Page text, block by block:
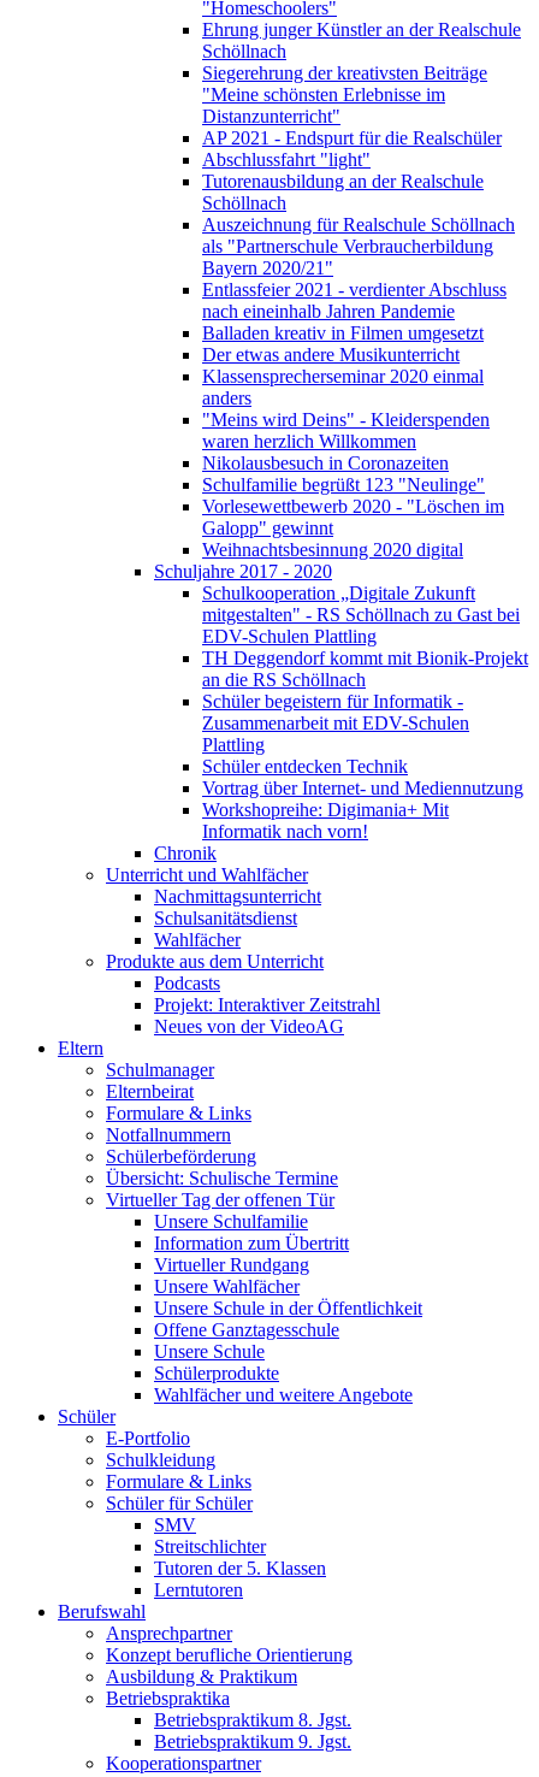
"Homeschoolers"
Ehrung junger Künstler an der Realschule
Schöllnach
Siegerehrung der kreativsten Beiträge
"Meine schönsten Erlebnisse im
Distanzunterricht"
AP 2021 - Endspurt für die Realschüler
Abschlussfahrt "light"
Tutorenausbildung an der Realschule
Schöllnach
Auszeichnung für Realschule Schöllnach
als "Partnerschule Verbraucherbildung
Bayern 2020/21"
Entlassfeier 2021 - verdienter Abschluss
nach eineinhalb Jahren Pandemie
Balladen kreativ in Filmen umgesetzt
Der etwas andere Musikunterricht
Klassensprecherseminar 2020 einmal
anders
"Meins wird Deins" - Kleiderspenden
waren herzlich Willkommen
Nikolausbesuch in Coronazeiten
Schulfamilie begrüßt 123 "Neulinge"
Vorlesewettbewerb 2020 - "Löschen im
Galopp" gewinnt
Weihnachtsbesinnung 2020 digital
Schuljahre 2017 - 2020
Schulkooperation „Digitale Zukunft
mitgestalten" - RS Schöllnach zu Gast bei
EDV-Schulen Plattling
TH Deggendorf kommt mit Bionik-Projekt
an die RS Schöllnach
Schüler begeistern für Informatik -
Zusammenarbeit mit EDV-Schulen
Plattling
Schüler entdecken Technik
Vortrag über Internet- und Mediennutzung
Workshopreihe: Digimania+ Mit
Informatik nach vorn!
Chronik
Unterricht und Wahlfächer
Nachmittagsunterricht
Schulsanitätsdienst
Wahlfächer
Produkte aus dem Unterricht
Podcasts
Projekt: Interaktiver Zeitstrahl
Neues von der VideoAG
Eltern
Schulmanager
Elternbeirat
Formulare & Links
Notfallnummern
Schülerbeförderung
Übersicht: Schulische Termine
Virtueller Tag der offenen Tür
Unsere Schulfamilie
Information zum Übertritt
Virtueller Rundgang
Unsere Wahlfächer
Unsere Schule in der Öffentlichkeit
Offene Ganztagesschule
Unsere Schule
Schülerprodukte
Wahlfächer und weitere Angebote
Schüler
E-Portfolio
Schulkleidung
Formulare & Links
Schüler für Schüler
SMV
Streitschlichter
Tutoren der 5. Klassen
Lerntutoren
Berufswahl
Ansprechpartner
Konzept berufliche Orientierung
Ausbildung & Praktikum
Betriebspraktika
Betriebspraktikum 8. Jgst.
Betriebspraktikum 9. Jgst.
Kooperationspartner